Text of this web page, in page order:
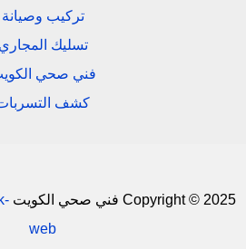
تركيب وصيانة
تسليك المجاري
فني صحي
كشف
Copyright © 2025 فني صحي الكويت Powered by |
web